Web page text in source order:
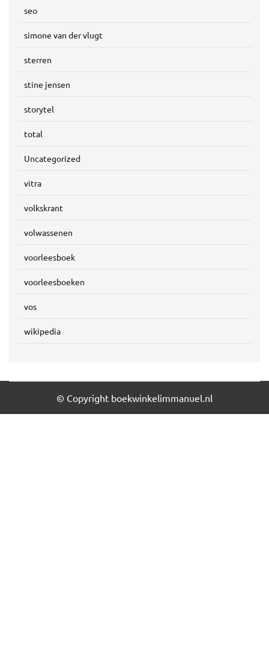
seo
simone van der vlugt
sterren
stine jensen
storytel
total
Uncategorized
vitra
volkskrant
volwassenen
voorleesboek
voorleesboeken
vos
wikipedia
© Copyright boekwinkelimmanuel.nl